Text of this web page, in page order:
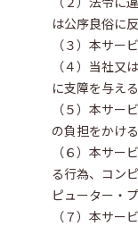
は公序良俗に
（３）本サー
（４）当社又
に支障を与え
（５）本サー
の負担をかけ
（６）本サー
る行為、コン
ピューター・
（７）本サー